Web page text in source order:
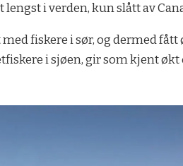
i verden, kun slått av
fiskere i sør, og dermed
i sjøen, gir som kjent